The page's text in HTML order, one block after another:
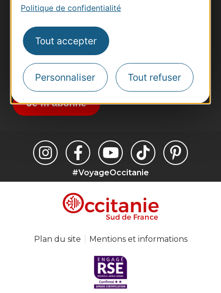
Politique de confidentialité
Tout accepter
Personnaliser Tout refuser
Pros d'Occitanie
Voyagistes
Destination Sport
Inscrivez-vous à la lettre d'information
Destination Occitanie pour recevoir des
suggestions de séjours, de visites et de sorties.
Je m'abonne
#VoyageOccitanie
Plan du site Mentions et informations